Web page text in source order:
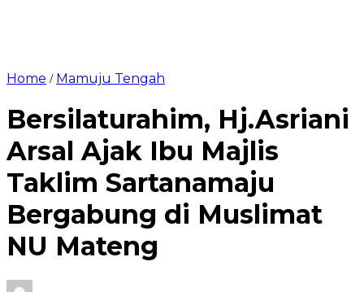
Home / Mamuju Tengah
Bersilaturahim, Hj.Asriani
Arsal Ajak Ibu Majlis
Taklim Sartanamaju
Bergabung di Muslimat
NU Mateng